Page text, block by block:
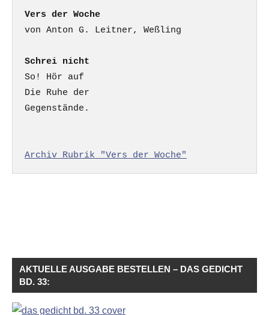
Vers der Woche
Schrei nicht
So! Hör auf
Die Ruhe der
Gegenstände.
Archiv Rubrik "Vers der Woche"
AKTUELLE AUSGABE BESTELLEN – DAS GEDICHT
BD. 33: